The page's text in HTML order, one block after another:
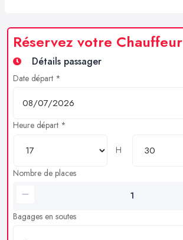
Réservez votre Chauffeur
Détails passager
Date départ *
Heure départ *
H
Nombre de places
Bagages en soutes